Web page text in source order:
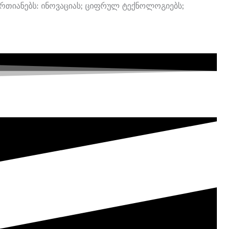
Ინოვაციას; Ციფრულ Ტექნოლოგიებს;